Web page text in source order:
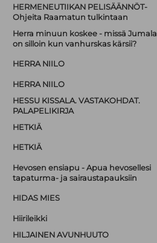
HERMENEUTIIKAN PELISÄÄNNÖT-
Ohjeita Raamatun tulkintaan
Herra minuun koskee - missä Jumala
on silloin kun vanhurskas kärsii?
HERRA NIILO
HERRA NIILO
HESSU KISSALA. VASTAKOHDAT.
PALAPELIKIRJA
HETKIÄ
HETKIÄ
Hevosen ensiapu - Apua hevosellesi
tapaturma- ja sairaustapauksiin
HIDAS MIES
Hiirileikki
HILJAINEN AVUNHUUTO